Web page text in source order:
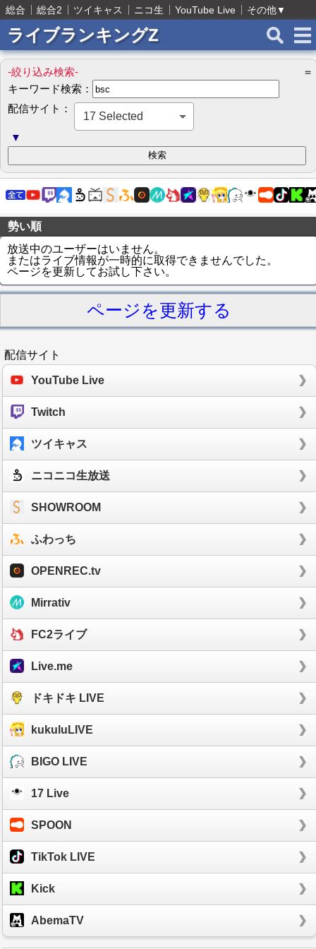
総合 総合2 ツイキャス ニコ生 YouTube Live その他▼
ライブランキングZ
-絞り込み検索-
＝
キーワード検索：
配信サイト：
17 Selected
▼
勢い順
放送中のユーザーはいません。
またはライブ情報が一時的に取得できませんでした。
ページを更新してお試し下さい。
ページを更新する
配信サイト
YouTube Live
Twitch
ツイキャス
ニコニコ生放送
SHOWROOM
ふわっち
OPENREC.tv
Mirrativ
FC2ライブ
Live.me
ドキドキ LIVE
kukuluLIVE
BIGO LIVE
17 Live
SPOON
TikTok LIVE
Kick
AbemaTV